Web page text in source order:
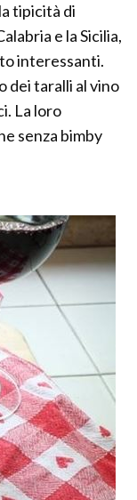
tipicità di
e la Sicilia,
interessanti.
dei taralli al vino
La loro
senza bimby